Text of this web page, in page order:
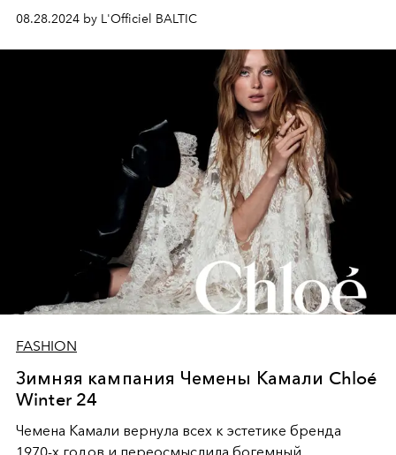
возвращает актуальность вневременным вещам
высочайшего качества и простого, но благородного
дизайна. Создать идеальный капсульный гардероб
из таких базовых элементов — залог неувядающего
08.28.2024 by L'Officiel BALTIC
FASHION
Зимняя кампания Чемены Камали Chloé
Winter 24
Чемена Камали вернула всех к эстетике бренда